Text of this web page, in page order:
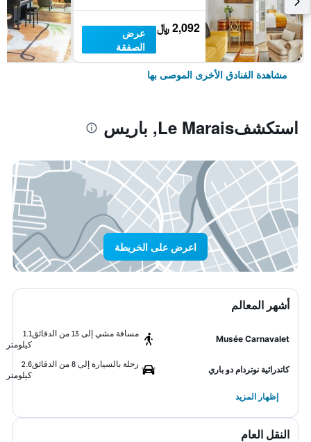
2,092 ﷼
عرض
الصفقة
مشاهدة الفنادق الأخرى الموصى بها
استكشفLe Marais, باريس
اعرض على الخريطة
أشهر المعالم
Musée Carnavalet
مسافة مشي إلى 13 من الدقائق
1.1
كيلومتر
كاتدرائية نوتردام دو باري
رحلة بالسيارة إلى 8 من الدقائق
2.6
كيلومتر
إظهار المزيد
النقل العام